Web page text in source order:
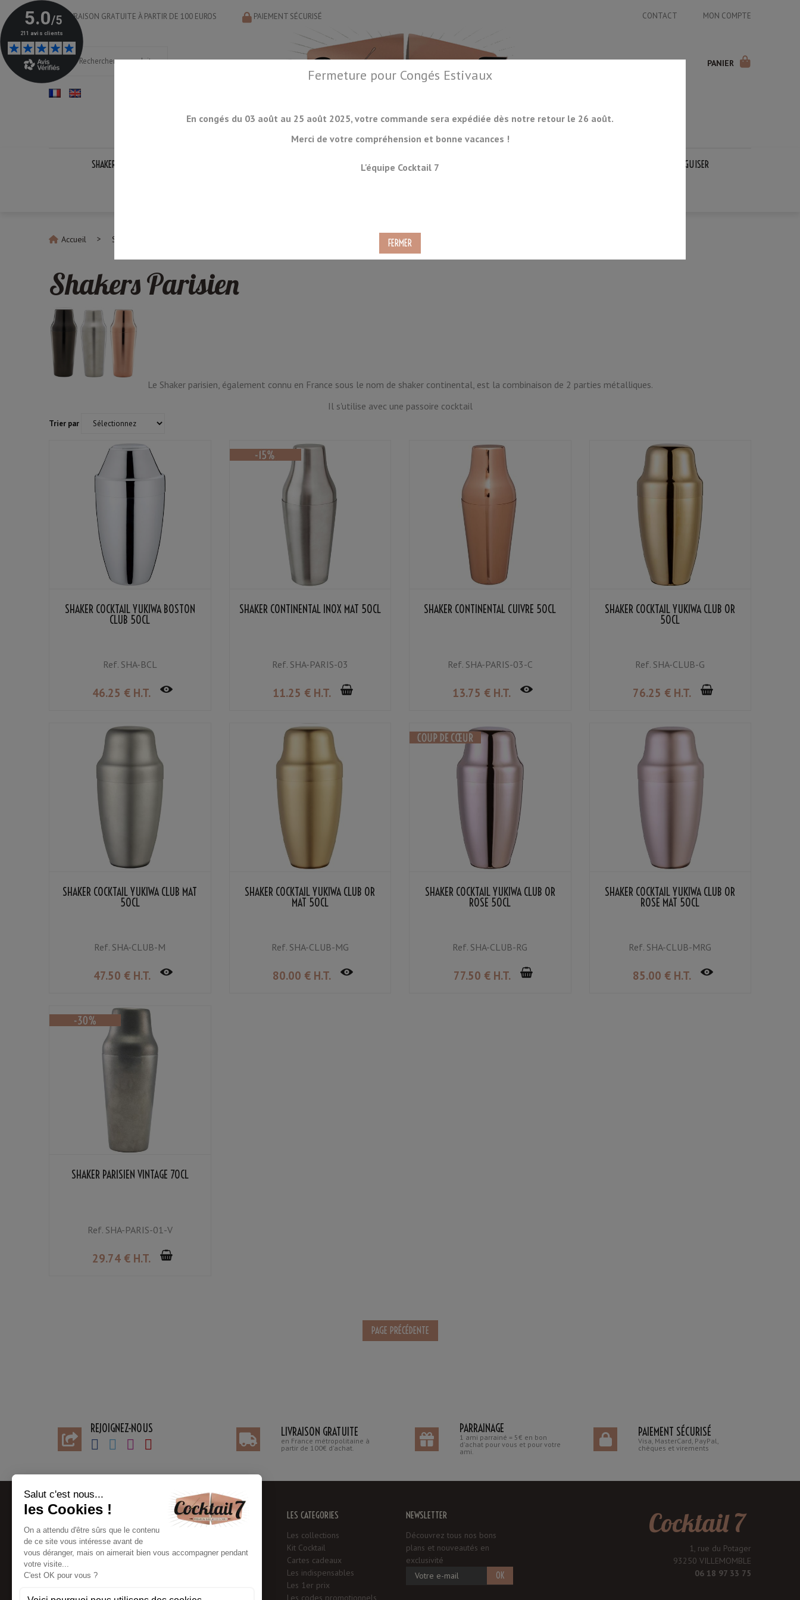
CONTACT MON COMPTE
LIVRAISON GRATUITE À PARTIR DE 100 EUROS PAIEMENT SÉCURISÉ
PANIER
SHAKERS LA GLACE ORGANISATION PIERRES À AIGUISER
Accueil Shakers Parisien
Fermeture pour Congés Estivaux
En congés du 03 août au 25 août 2025, votre commande sera expédiée dès notre retour le 26 août.
Merci de votre compréhension et bonne vacances !
L'équipe Cocktail 7
Shakers Parisien
Le Shaker parisien, également connu en France sous le nom de shaker continental, est la combinaison de 2 parties métalliques.
Il s'utilise avec une passoire cocktail
Trier par
SHAKER COCKTAIL YUKIWA BOSTON
CLUB 50CL
Ref.SHA-BCL
46.25 € H.T.
SHAKER CONTINENTAL INOX MAT 50CL
Ref.SHA-PARIS-03
11.25 € H.T.
SHAKER CONTINENTAL CUIVRE 50CL
Ref.SHA-PARIS-03-C
13.75 € H.T.
SHAKER COCKTAIL YUKIWA CLUB OR
50CL
Ref. SHA-CLUB-G
76.25 € H.T.
SHAKER COCKTAIL YUKIWA CLUB MAT
50CL
Ref. SHA-CLUB-M
47.50 € H.T.
SHAKER COCKTAIL YUKIWA CLUB OR
MAT 50CL
Ref.SHA-CLUB-MG
80.00 € H.T.
SHAKER COCKTAIL YUKIWA CLUB OR
ROSE 50CL
Ref. SHA-CLUB-RG
77.50 € H.T.
SHAKER COCKTAIL YUKIWA CLUB OR
ROSE MAT 50CL
Ref. SHA-CLUB-MRG
85.00 € H.T.
SHAKER PARISIEN VINTAGE 70CL
Ref.SHA-PARIS-01-V
29.74 € H.T.
REJOIGNEZ-NOUS LIVRAISON GRATUITE
en France métropolitaine à
partir de 100€ d'achat.
PARRAINAGE
1 ami parrainé = 5€ en bon
d'achat pour vous et pour votre
ami.
PAIEMENT SÉCURISÉ
Visa, MasterCard, PayPal,
chèques et virements
BESOIN D'AIDE
Contacter le service client
FAQ
Modes de paiement
Mode de livraison
INFORMATIONS
Liens partenaires
LES CATÉGORIES
Les collections
Kit Cocktail
Cartes cadeaux
Les indispensables
Les 1er prix
Les codes promotionnels
NEWSLETTER
Découvrez tous nos bons
plans et nouveautés en
exclusivité
OK
Cocktail 7
1, rue du Potager
93250 VILLEMOMBLE
06 18 97 33 75